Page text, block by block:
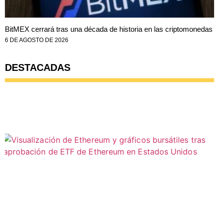
BitMEX cerrará tras una década de historia en las criptomonedas
6 DE AGOSTO DE 2026
DESTACADAS